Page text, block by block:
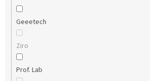
Geeetech
Ziro
Prof. Lab